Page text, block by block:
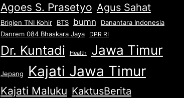
Agoes S. Prasetyo Agus Sahat
Brigjen TNI Kohir BTS bumn
Danantara Indonesia
Danrem 084 Bhaskara Jaya
DPR RI
Dr. Kuntadi Health Jawa Timur
Jepang Kajati Jawa Timur
Kajati Maluku KaktusBerita